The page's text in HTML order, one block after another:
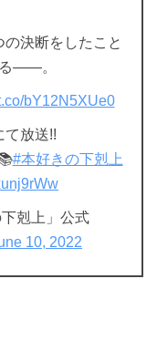
決断をしたこと
――。
bY12N5XUe0
て放送!!
#本好きの下剋上
剋上」公式
10, 2022